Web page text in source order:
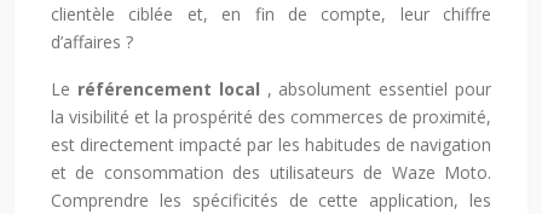
clientèle ciblée et, en fin de compte, leur chiffre
d’affaires ?
Le référencement local , absolument essentiel pour
la visibilité et la prospérité des commerces de proximité,
est directement impacté par les habitudes de navigation
et de consommation des utilisateurs de Waze Moto.
Comprendre les spécificités de cette application, les